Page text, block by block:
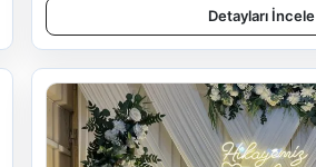
Detayları İncele